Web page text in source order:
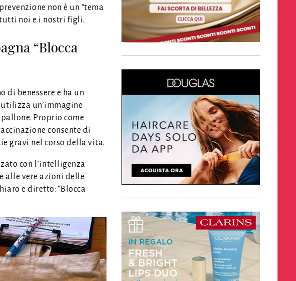
non è un “tema
noi e i nostri figli.
“Blocca
di benessere e ha un
un’immagine
Proprio come
consente di
gravi nel corso della vita.
con l’intelligenza
alle vere azioni delle
e diretto: “Blocca